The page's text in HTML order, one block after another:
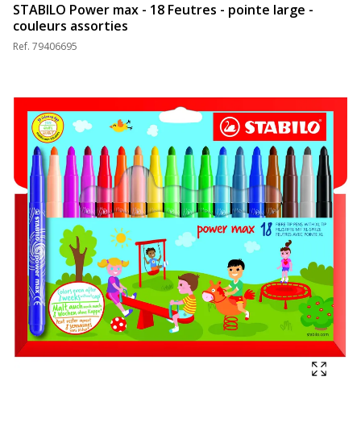
STABILO Power max - 18 Feutres - pointe large -
couleurs assorties
Ref. 79406695